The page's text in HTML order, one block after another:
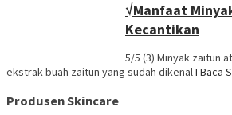
√Manfaat
Kecantikan
5/5 (3) Minyak zaitun
ekstrak buah zaitun yang sudah dikenalI Baca
Produsen Skincare